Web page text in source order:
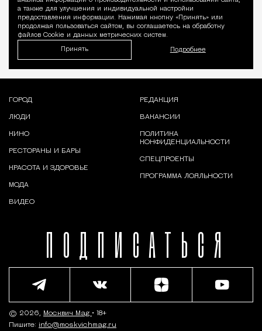
а также для улучшения и индивидуальной настройки
предоставления информации. Нажимая кнопку «Принять» или
продолжая пользоваться сайтом, вы соглашаетесь на обработку
файлов Cookie и данных метрических систем.
Принять Подробнее
ПОДПИСАТЬСЯ
ГОРОД
ЛЮДИ
КИНО
РЕСТОРАНЫ И БАРЫ
КРАСОТА И ЗДОРОВЬЕ
МОДА
ВИДЕО
РЕДАКЦИЯ
ВАКАНСИИ
ПОЛИТИКА
КОНФИДЕНЦИАЛЬНОСТИ
СПЕЦПРОЕКТЫ
ПРОГРАММА ЛОЯЛЬНОСТИ
© 2026, Москвич Mag • 18+
Пишите: info@moskvichmag.ru